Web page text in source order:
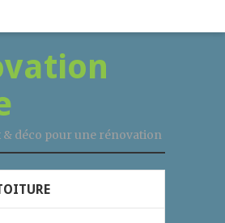
& déco pour une rénovation